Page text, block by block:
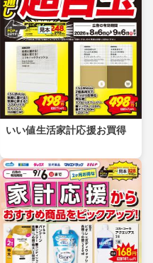
いい値生活家計応援お買得